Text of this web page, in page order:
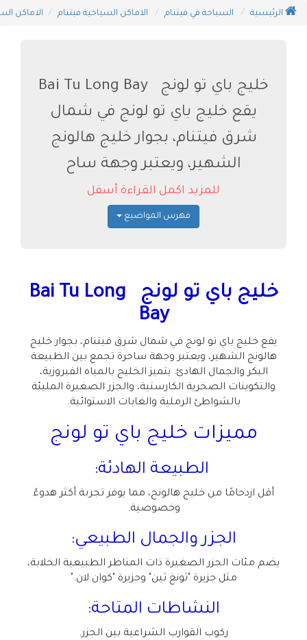
الرئيسية السياحة في فيتنام الاماكن السياحية فيتنام الاماكن
خليج باي تو لونج Bai Tu Long Bay
يقع خليج باي تو لونج في شمال
شرق فيتنام، بجوار خليج هالونج
الشهير، ويعتبر وجهة ساح
للمزيد اكمل القراءة أسفل
فهرس المواضيع
خليج باي تو لونج Bai Tu Long
Bay
يقع خليج باي تو لونج في شمال شرق فيتنام، بجوار خليج
هالونج الشهير، ويعتبر وجهة ساحرة تجمع بين الطبيعة
البكر والجمال الهادئ. يتميز الخليج بالمياه الفيروزية،
والتكوينات الصخرية الكارستية، والجزر الصغيرة المليئة
بالشواطئ الرملية والغابات الاستوائية.
مميزات خليج باي تو لونج
الطبيعة الهادئة:
أقل ازدحامًا من خليج هالونج، مما يوفر تجربة أكثر هدوءً
وخصوصية.
الجزر والجمال الطبيعي:
يضم مئات الجزر الصغيرة ذات المناظر الطبيعية الخلابة،
مثل جزيرة "ثونغ ثين" وجزيرة "كوان لان".
النشاطات المتاحة:
ركوب القوارب الشراعية بين الجزر.